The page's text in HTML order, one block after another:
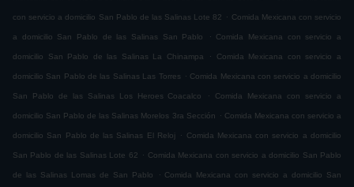
con servicio a domicilio San Pablo de las Salinas Lote 82 . Comida Mexicana con servicio
a domicilio San Pablo de las Salinas San Pablo . Comida Mexicana con servicio a
domicilio San Pablo de las Salinas La Chinampa . Comida Mexicana con servicio a
domicilio San Pablo de las Salinas Las Torres . Comida Mexicana con servicio a domicilio
San Pablo de las Salinas Los Heroes Coacalco . Comida Mexicana con servicio a
domicilio San Pablo de las Salinas Morelos 3ra Sección . Comida Mexicana con servicio a
domicilio San Pablo de las Salinas El Reloj . Comida Mexicana con servicio a domicilio
San Pablo de las Salinas Lote 62 . Comida Mexicana con servicio a domicilio San Pablo
de las Salinas Lomas de San Pablo . Comida Mexicana con servicio a domicilio San